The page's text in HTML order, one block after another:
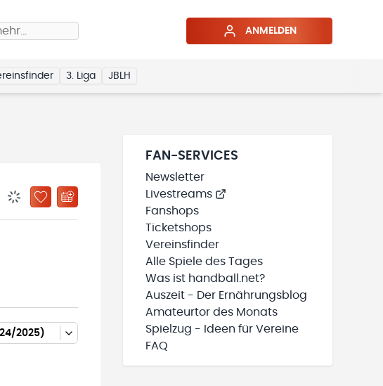
ANMELDEN
3. Liga JBLH
BENACHRICHTIGUNGSSTATUS WIRD GELADEN
ZU „MEINE TEAMS“ HINZUFÜGEN
2025)
FAN-SERVICES
Newsletter
Livestreams
Fanshops
Ticketshops
Vereinsfinder
Alle Spiele des Tages
Was ist handball.net?
Auszeit - Der Ernährungsblog
Amateurtor des Monats
Spielzug - Ideen für Vereine
FAQ